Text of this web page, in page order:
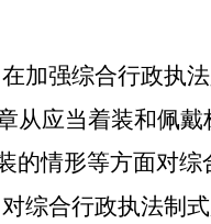
加强综合行政执
从应当着装和佩
的情形等方面对
综合行政执法制